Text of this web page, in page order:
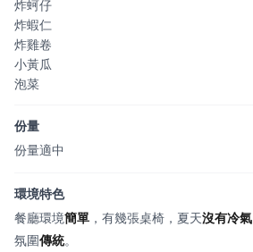
炸蚵仔
炸蝦仁
炸雞卷
小黃瓜
泡菜
份量
份量適中
環境特色
餐廳環境簡單 ，有幾張桌椅，夏天沒有冷氣
氛圍傳統。